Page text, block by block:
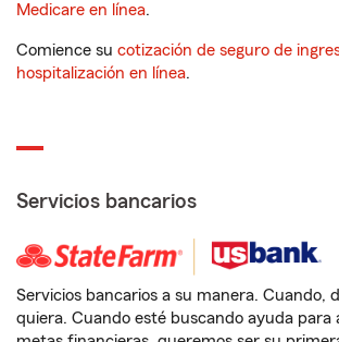
Medicare en línea.
Comience su cotización de seguro de
hospitalización en línea.
Servicios bancarios
Servicios bancarios a su manera. Cuando,
quiera. Cuando esté buscando ayuda para